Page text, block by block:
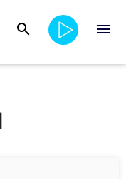
search menu